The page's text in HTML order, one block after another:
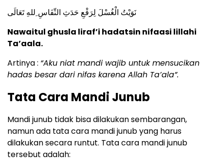
نَوَيْتُ الْغُسْلَ لِرَفْعِ حَدَثِ النِّفَاسِ ِللهِ تَعَالَى
Nawaitul ghusla liraf’i hadatsin nifaasi lillahi
Ta’aala.
Artinya : “Aku niat mandi wajib untuk mensucikan
hadas besar dari nifas karena Allah Ta’ala”.
Tata Cara Mandi Junub
Mandi junub tidak bisa dilakukan sembarangan,
namun ada tata cara mandi junub yang harus
dilakukan secara runtut. Tata cara mandi junub
tersebut adalah: